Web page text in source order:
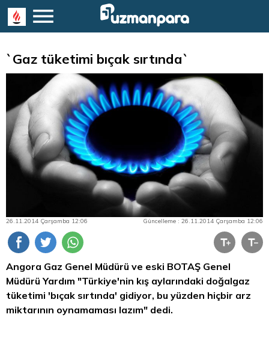
`Gaz tüketimi bıçak sırtında`
26.11.2014 Çarşamba 12:06 Güncelleme : 26.11.2014 Çarşamba 12:06
Angora Gaz Genel Müdürü ve eski BOTAŞ Genel
Müdürü Yardım "Türkiye'nin kış aylarındaki doğalgaz
tüketimi 'bıçak sırtında' gidiyor, bu yüzden hiçbir arz
miktarının oynamaması lazım" dedi.